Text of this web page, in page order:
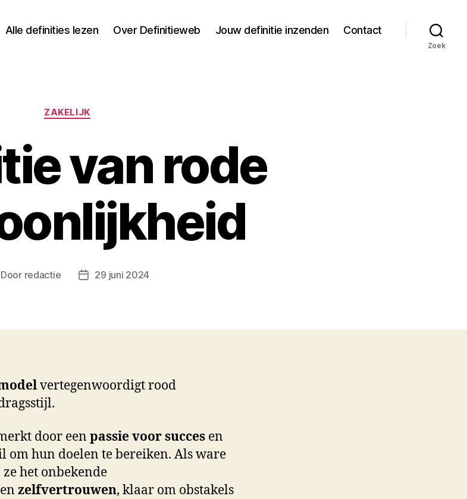
Alle definities lezen Over Definitieweb Jouw definitie inzenden Contact
Zoek
Categorieën
ZAKELIJK
van rode
Door redactie Berichtdatum
29 juni 2024
vertegenwoordigt rood
door een passie voor succes en
om hun doelen te bereiken. Als ware
het onbekende
en zelfvertrouwen, klaar om obstakels